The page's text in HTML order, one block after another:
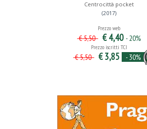
Centrocittà pocket
(2017)
Prezzo web
€ 5,50 € 4,40 - 20%
Prezzo iscritti TCI
€ 5,50 € 3,85 - 30%